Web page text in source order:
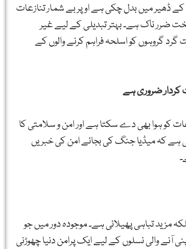
ڈھیر میں بدل چکی ہے اوپر بے شمار تنازعات
ضرر ناک ہے۔ بہتر تبدیلی کے لیے غیر
گروہوں کو اسلحہ فراہم کرنے والوں کے
کو ہوا بھی دے سکتا ہے اور امن و سلامتی کا
ہے کہ میڈیا جنگ کی بجائے امن کی خبریں
مزید تباہی پھیلائی ہے۔ موجودہ دور میں جو
والی نسلوں کے لیے ایک پرامن دنیا چھوڑنی